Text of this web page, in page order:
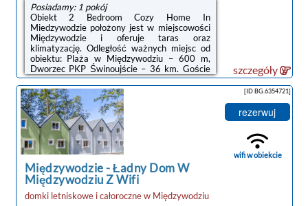
Posiadamy: 1 pokój
Obiekt 2 Bedroom Cozy Home In
Miedzywodzie położony jest w miejscowości
Międzywodzie i oferuje taras oraz
klimatyzację. Odległość ważnych miejsc od
obiektu: Plaża w Międzywodziu – 600 m,
Dworzec PKP Świnoujście – 36 km. Goście
mogą korzystać z bezpłatnego WiFi we
wszystkich pomieszczeniach. Na terenie
obiektu znajduje się też prywatny
parking.Oferta domu wakacyjnego obejmuje
kilka sypialni (2), salon, kuchnię z pełnym
wyposażeniem, w tym lodówką i ekspresem
do kawy, a także łazienkę (1) z prysznicem.
Goście mają do dyspozycji telewizor z płaskim
ekranem.Odległość ...
szczegóły
Międzywodzie-Ładny Dom W
Międzywodziu Z Wifi
domki letniskowe i całorocznew Międzywodziu
[ID BG.6354721]
rezerwuj
wifi w obiekcie